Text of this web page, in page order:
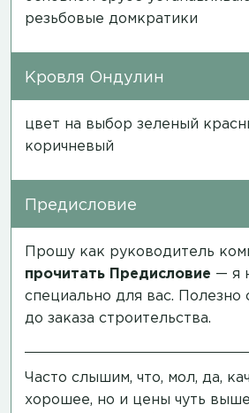
резьбовые домкратики
Кровля Ондулин
цвет на выбор зеленый
коричневый
Предисловие
Прошу как руководитель
прочитать Предисловие — я
специально для вас. Полезно
до заказа строительства.
Часто слышим, что, мол, да,
хорошее, но и цены чуть